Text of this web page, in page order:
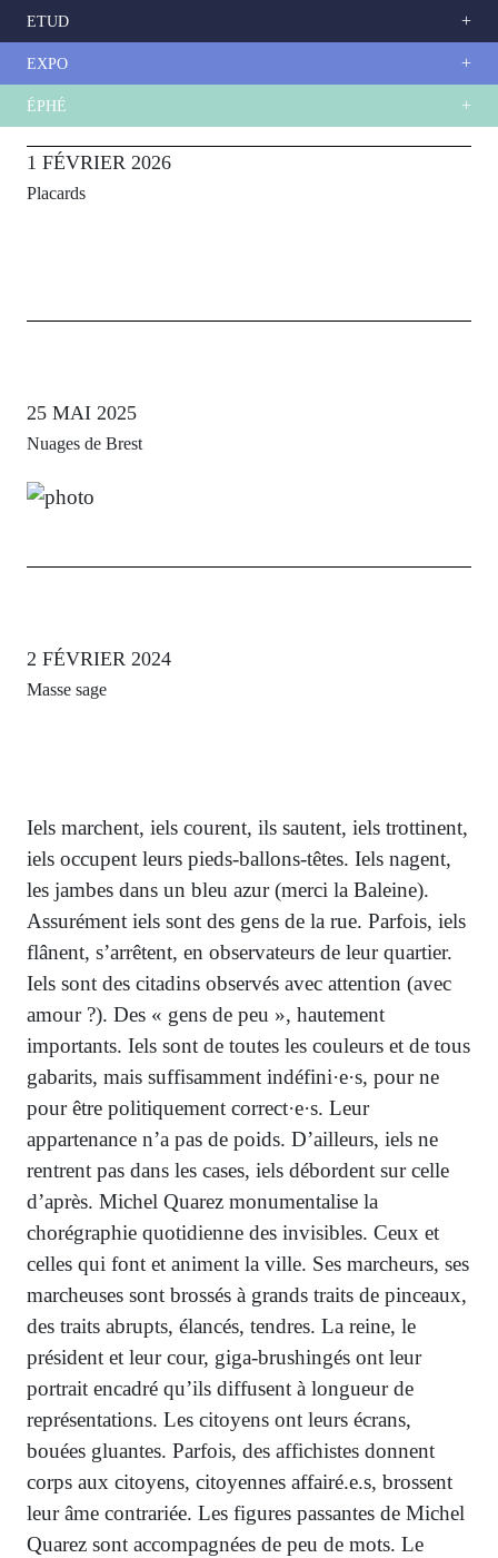
contenu
principal
ÉPHÉ +
1 FÉVRIER 2026
Placards
25 MAI 2025
Nuages de Brest
2 FÉVRIER 2024
Masse sage
Iels marchent, iels courent, ils sautent, iels trottinent,
iels occupent leurs pieds-ballons-têtes. Iels nagent,
les jambes dans un bleu azur (merci la Baleine).
Assurément iels sont des gens de la rue. Parfois, iels
flânent, s’arrêtent, en observateurs de leur quartier.
Iels sont des citadins observés avec attention (avec
amour ?). Des « gens de peu », hautement
importants. Iels sont de toutes les couleurs et de tous
gabarits, mais suffisamment indéfini·e·s, pour ne
pour être politiquement correct·e·s. Leur
appartenance n’a pas de poids. D’ailleurs, iels ne
rentrent pas dans les cases, iels débordent sur celle
d’après. Michel Quarez monumentalise la
chorégraphie quotidienne des invisibles. Ceux et
celles qui font et animent la ville. Ses marcheurs, ses
marcheuses sont brossés à grands traits de pinceaux,
des traits abrupts, élancés, tendres. La reine, le
président et leur cour, giga-brushingés ont leur
portrait encadré qu’ils diffusent à longueur de
représentations. Les citoyens ont leurs écrans,
bouées gluantes. Parfois, des affichistes donnent
corps aux citoyens, citoyennes affairé.e.s, brossent
leur âme contrariée. Les figures passantes de Michel
Quarez sont accompagnées de peu de mots. Le
ETUD
EXPO
ÉPHÉ